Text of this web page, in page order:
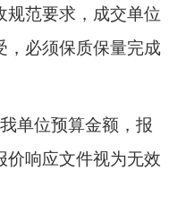
规范要求，成交单位
，必须保质保量完成
单位预算金额， 报
价响应文件视为无效